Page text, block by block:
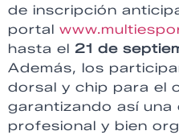
de inscripción
portal
hasta el 21 de
Además, los
dorsal y chip para el
garantizando así una
profesional y bien